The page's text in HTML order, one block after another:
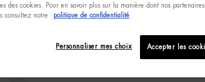
Notre service Biotherm est à votre écoute.
Par téléphone au 09 69 32 00 03 (Du lundi au
relationclient@biotherm.oaccare.fr
des cookies. Pour en savoir plus sur la manière dont nos
consultez notre
politique de confidentialité
Accepter les
Personnaliser mes choix